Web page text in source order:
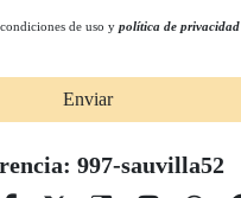
de uso y política de privacidad
Enviar
997-sauvilla52